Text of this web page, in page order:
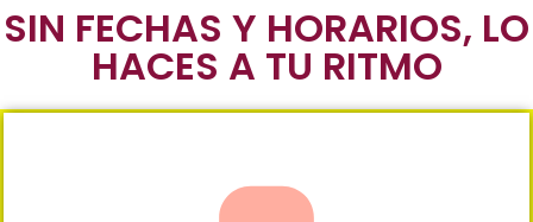
SIN FECHAS Y HORARIOS, LO
HACES A TU RITMO